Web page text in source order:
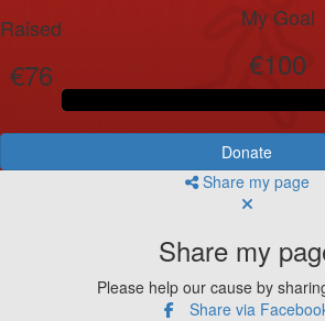
Raised
€76
My Goal
€100
Donate
Share my page
Share my
Please help our cause by
Share via